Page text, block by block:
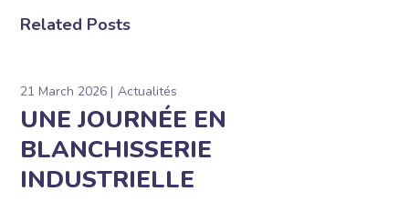
Related Posts
21 March 2026 Actualités
UNE JOURNÉE EN
BLANCHISSERIE
INDUSTRIELLE